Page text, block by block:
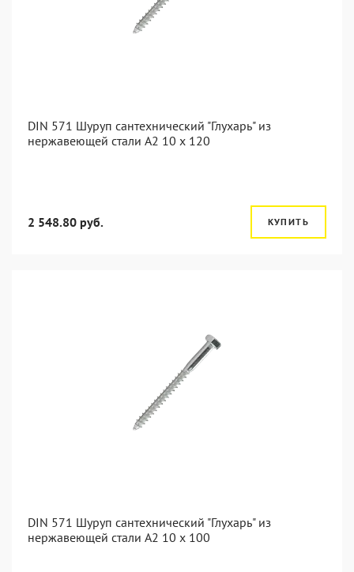
DIN 571 Шуруп сантехнический "Глухарь" из
нержавеющей стали А2 10 x 120
2 548.80 руб. КУПИТЬ
DIN 571 Шуруп сантехнический "Глухарь" из
нержавеющей стали А2 10 x 100